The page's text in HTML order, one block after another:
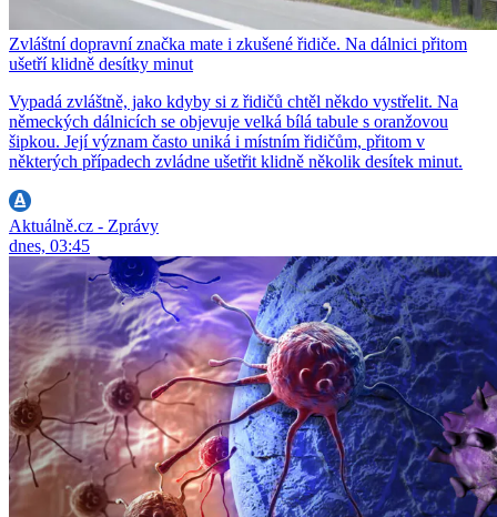
Zvláštní dopravní značka mate i zkušené řidiče. Na dálnici přitom
ušetří klidně desítky minut
Vypadá zvláštně, jako kdyby si z řidičů chtěl někdo vystřelit. Na
německých dálnicích se objevuje velká bílá tabule s oranžovou
šipkou. Její význam často uniká i místním řidičům, přitom v
některých případech zvládne ušetřit klidně několik desítek minut.
Aktuálně.cz - Zprávy
dnes, 03:45